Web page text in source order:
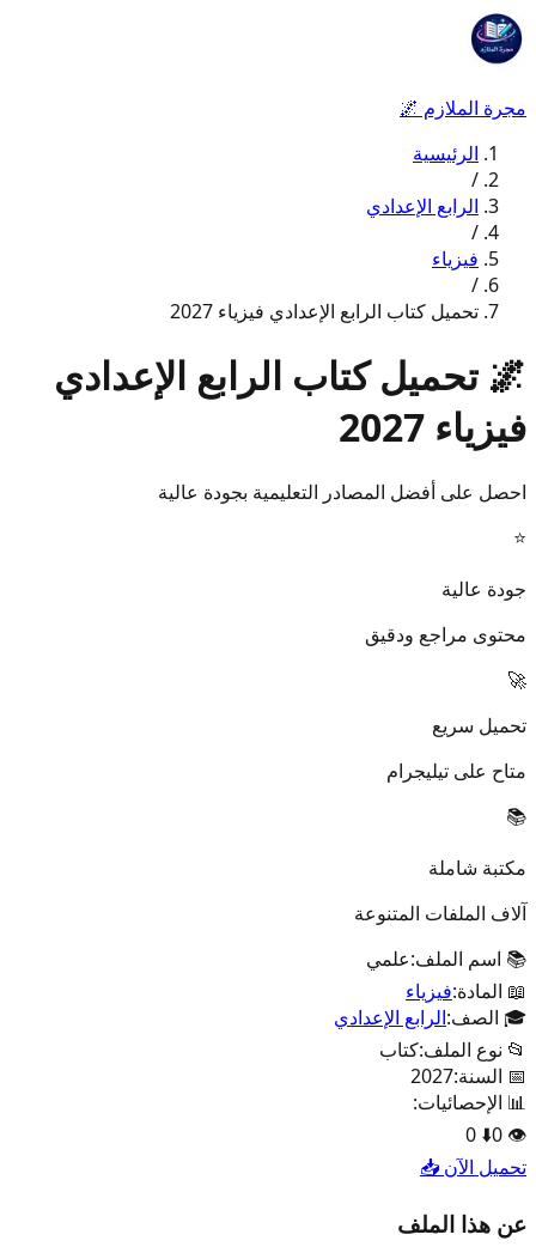
مجرة الملازم 🌌
الرئيسية
/
الرابع الإعدادي
/
فيزياء
/
تحميل كتاب الرابع الإعدادي فيزياء 2027
🌌 تحميل كتاب الرابع الإعدادي
فيزياء 2027
احصل على أفضل المصادر التعليمية بجودة عالية
⭐
جودة عالية
محتوى مراجع ودقيق
🚀
تحميل سريع
متاح على تيليجرام
📚
مكتبة شاملة
آلاف الملفات المتنوعة
📚 اسم الملف:علمي
📖 المادة:فيزياء
🎓 الصف:الرابع الإعدادي
📂 نوع الملف:كتاب
📅 السنة:2027
📊 الإحصائيات:
👁️
0
⬇️
0
تحميل الآن 📥
عن هذا الملف